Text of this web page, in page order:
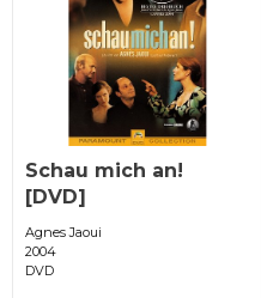
Schau mich an!
[DVD]
Agnes Jaoui
2004
DVD